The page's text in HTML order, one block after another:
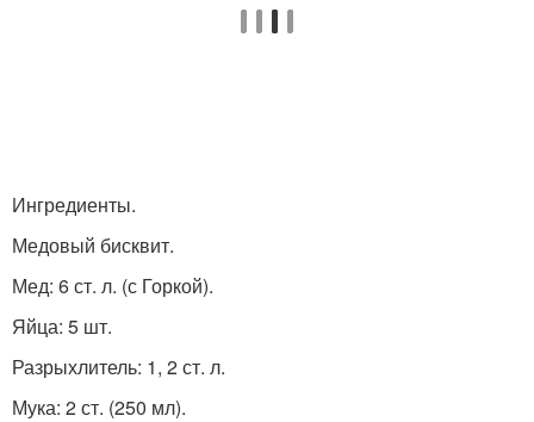
Быстрый торт
Ингредиенты.
Медовый бисквит.
Мед: 6 ст. л. (с Горкой).
Яйца: 5 шт.
Разрыхлитель: 1, 2 ст. л.
Мука: 2 ст. (250 мл).